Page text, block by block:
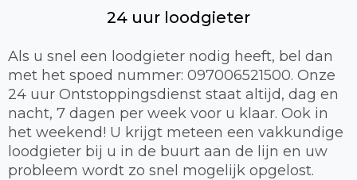
24 uur loodgieter
Als u snel een loodgieter nodig heeft, bel dan
met het spoed nummer: 097006521500. Onze
24 uur Ontstoppingsdienst staat altijd, dag en
nacht, 7 dagen per week voor u klaar. Ook in
het weekend! U krijgt meteen een vakkundige
loodgieter bij u in de buurt aan de lijn en uw
probleem wordt zo snel mogelijk opgelost.